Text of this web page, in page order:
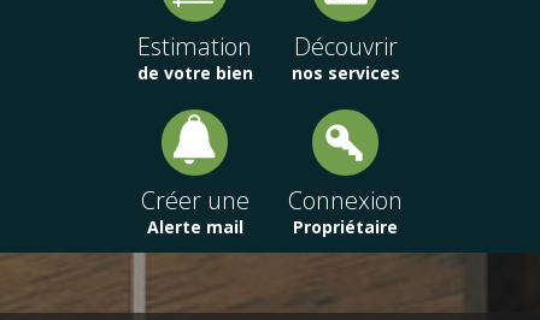
Estimation
de votre bien
Découvrir
nos services
Créer une
Alerte mail
Connexion
Propriétaire